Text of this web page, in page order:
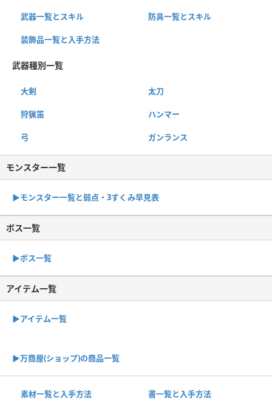
武器一覧とスキル 防具一覧とスキル
装飾品一覧と入手方法
武器種別一覧
大剣 太刀
狩猟笛 ハンマー
弓 ガンランス
モンスター一覧
▶︎モンスター一覧と弱点・3すくみ早見表
ボス一覧
▶︎ボス一覧
アイテム一覧
▶アイテム一覧
▶︎万商屋(ショップ)の商品一覧
素材一覧と入手方法 書一覧と入手方法